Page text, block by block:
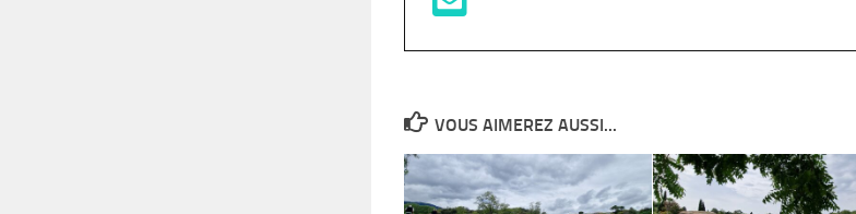
VOUS AIMEREZ AUSSI...